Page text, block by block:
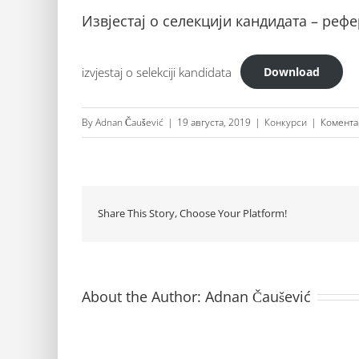
Извјестај о селекцији кандидата –
izvjestaj o selekciji kandidata Download
ByAdnan Čaušević | 19 августа, 2019 | Конкурси |
Share This Story, Choose Your Platform!
About the Author: Adnan Čaušević